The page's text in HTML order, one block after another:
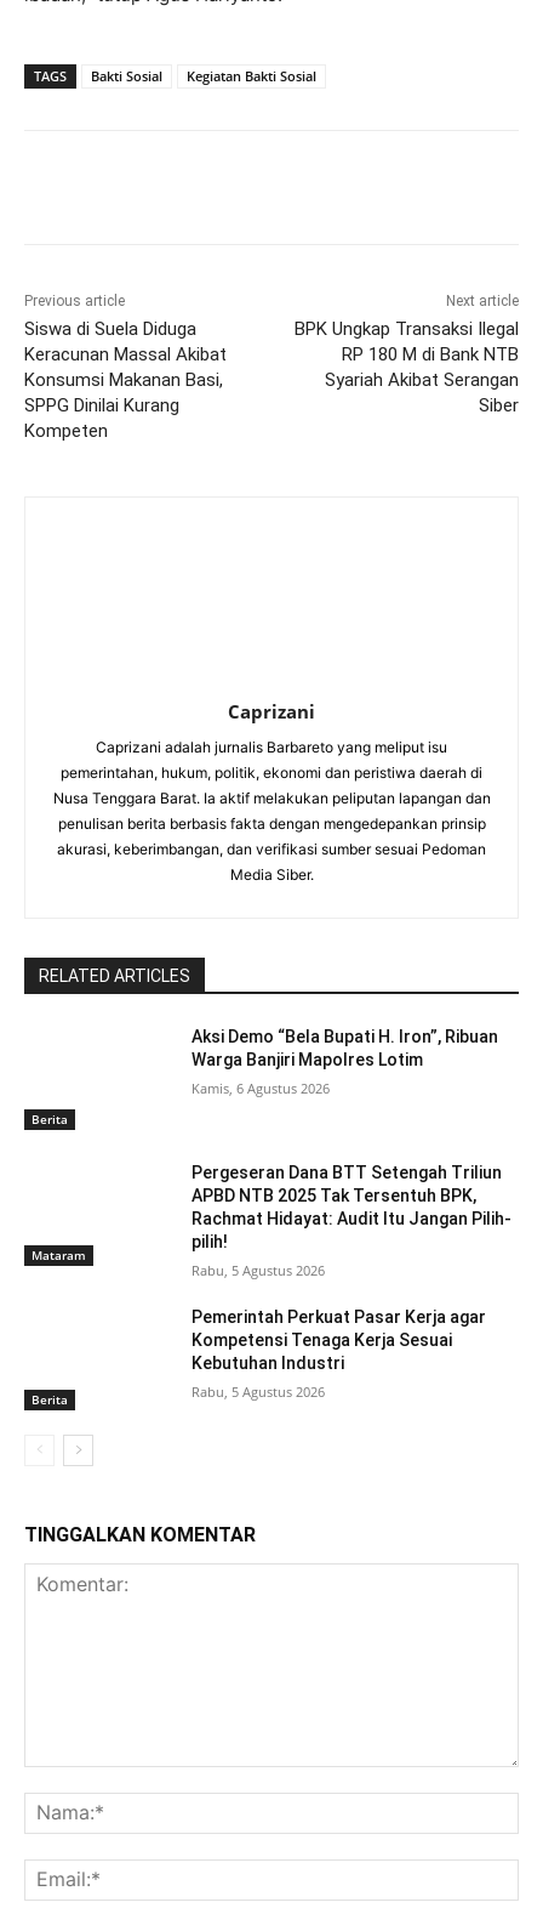
TAGS Bakti Sosial Kegiatan Bakti Sosial
Previous article
Siswa di Suela Diduga
Keracunan Massal Akibat
Konsumsi Makanan Basi,
SPPG Dinilai Kurang
Kompeten
Next article
BPK Ungkap Transaksi Ilegal
RP 180 M di Bank NTB
Syariah Akibat Serangan
Siber
Caprizani
Caprizani adalah jurnalis Barbareto yang meliput isu
pemerintahan, hukum, politik, ekonomi dan peristiwa daerah di
Nusa Tenggara Barat. Ia aktif melakukan peliputan lapangan dan
penulisan berita berbasis fakta dengan mengedepankan prinsip
akurasi, keberimbangan, dan verifikasi sumber sesuai Pedoman
Media Siber.
RELATED ARTICLES
Berita
Aksi Demo “Bela Bupati H. Iron”, Ribuan
Warga Banjiri Mapolres Lotim
Kamis, 6 Agustus 2026
Mataram
Pergeseran Dana BTT Setengah Triliun
APBD NTB 2025 Tak Tersentuh BPK,
Rachmat Hidayat: Audit Itu Jangan Pilih-
pilih!
Rabu, 5 Agustus 2026
Berita
Pemerintah Perkuat Pasar Kerja agar
Kompetensi Tenaga Kerja Sesuai
Kebutuhan Industri
Rabu, 5 Agustus 2026
TINGGALKAN KOMENTAR